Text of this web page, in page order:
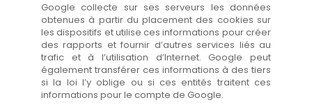
Google collecte sur ses serveurs les données
obtenues à partir du placement des cookies sur
les dispositifs et utilise ces informations pour créer
des rapports et fournir d’autres services liés au
trafic et à l’utilisation d’Internet. Google peut
également transférer ces informations à des tiers
si la loi l’y oblige ou si ces entités traitent ces
informations pour le compte de Google.